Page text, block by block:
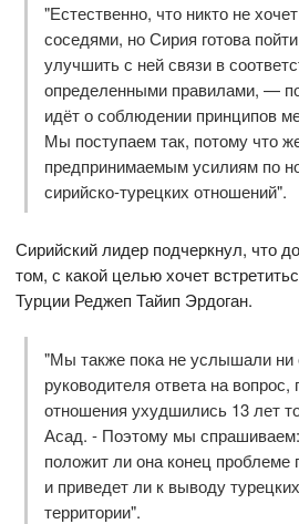
"Естественно, что никто не
соседями, но Сирия готова
улучшить с ней связи в
определенными правилами, —
идёт о соблюдении принципов
Мы поступаем так, потому что
предпринимаемым усилиям по
сирийско-турецких отношений".
Сирийский лидер подчеркнул, что
том, с какой целью хочет
Турции Реджеп Тайип Эрдоган.
"Мы также пока не услышали ни
руководителя ответа на
отношения ухудшились 13 лет
Асад. - Поэтому мы спрашиваем:
положит ли она конец проблеме
и приведет ли к выводу
территории".